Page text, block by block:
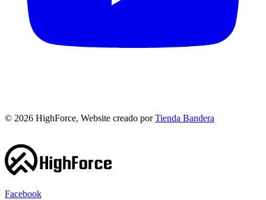
© 2026 HighForce, Website creado por Tienda Bandera
Facebook